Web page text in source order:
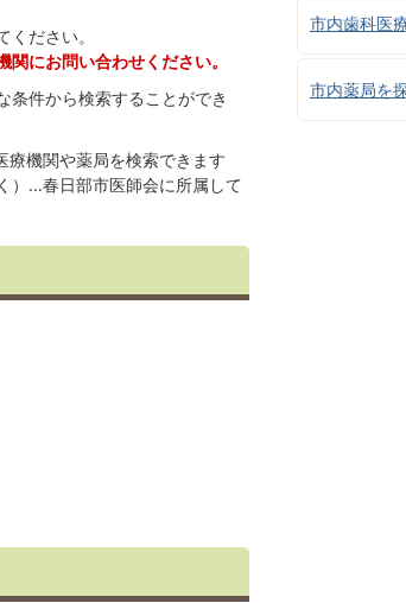
ださい。
にお問い合わせください。
条件から検索することができ
療機関や薬局を検索できます
） …春日部市医師会に所属して
市内歯科医
市内薬局を